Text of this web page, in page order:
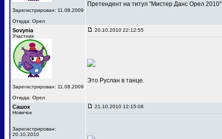
Зарегистрирован: 11.08.2009
Откуда: Орел
Претендент на титул "Мистер Данс Орел
Sovynia
Участник
Зарегистрирован: 11.08.2009
Откуда: Орел
20.10.2010 22:12:55
Это Руслан в танце.
Сашок
Новичок
Зарегистрирован:
20.10.2010
21.10.2010 12:15:06